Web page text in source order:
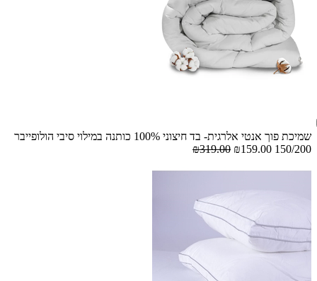
שמיכת פוך אנטי אלרגית- בד חיצוני 100% כותנה במילוי סיבי הולופייבר
150/200
₪159.00
₪319.00